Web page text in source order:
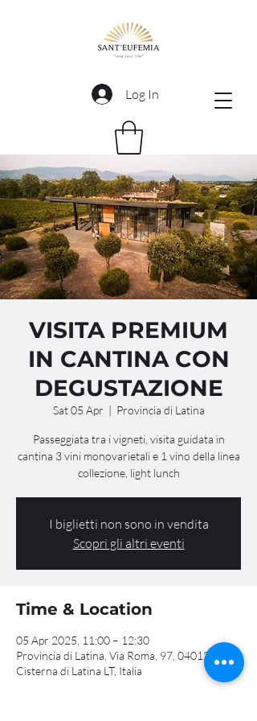
Log In
VISITA PREMIUM
IN CANTINA CON
DEGUSTAZIONE
Sat 05 Apr
  |
Provincia di Latina
Passeggiata tra i vigneti, visita guidata in
cantina 3 vini monovarietali e 1 vino della linea
collezione, light lunch
I biglietti non sono in vendita
Scopri gli altri eventi
Time & Location
05 Apr 2025, 11:00 – 12:30
Provincia di Latina, Via Roma, 97, 04012
Cisterna di Latina LT, Italia